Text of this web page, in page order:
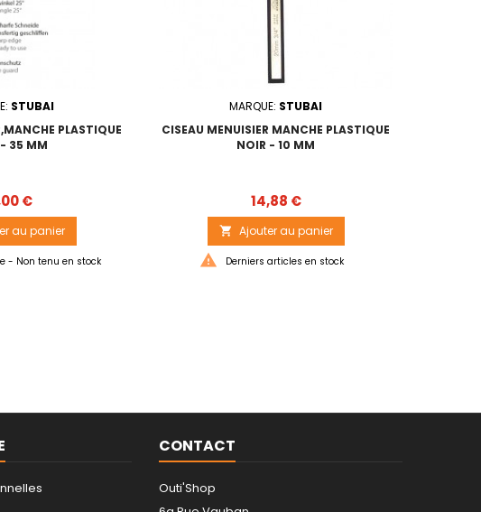
STUBAI
PLASTIQUE
35 MM
Prix€
au panier
- Non tenu en stock
MARQUE: STUBAI
CISEAU MENUISIER MANCHE PLASTIQUE
NOIR - 10 MM
Prix
14,88 €
 Ajouter au panier
 Derniers articles en stock
CONTACT
Outi'Shop